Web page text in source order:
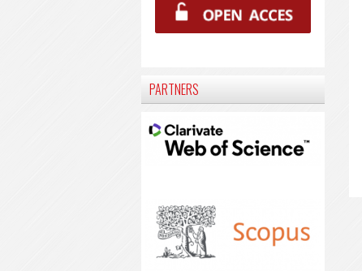
PARTNERS